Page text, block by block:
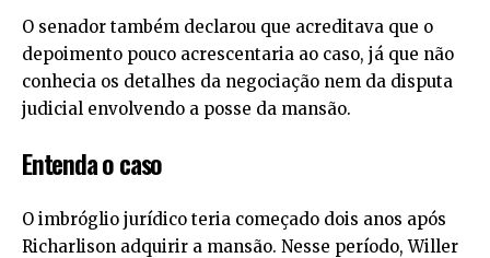
O senador também declarou que acreditava que o
depoimento pouco acrescentaria ao caso, já que não
conhecia os detalhes da negociação nem da disputa
judicial envolvendo a posse da mansão.
Entenda o caso
O imbróglio jurídico teria começado dois anos após
Richarlison adquirir a mansão. Nesse período, Willer